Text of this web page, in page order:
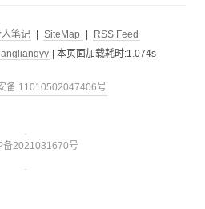
笔记 SiteMap
RSS Feed
|本页面加载耗时:1.074s
备 11010502047406号
备2021031670号